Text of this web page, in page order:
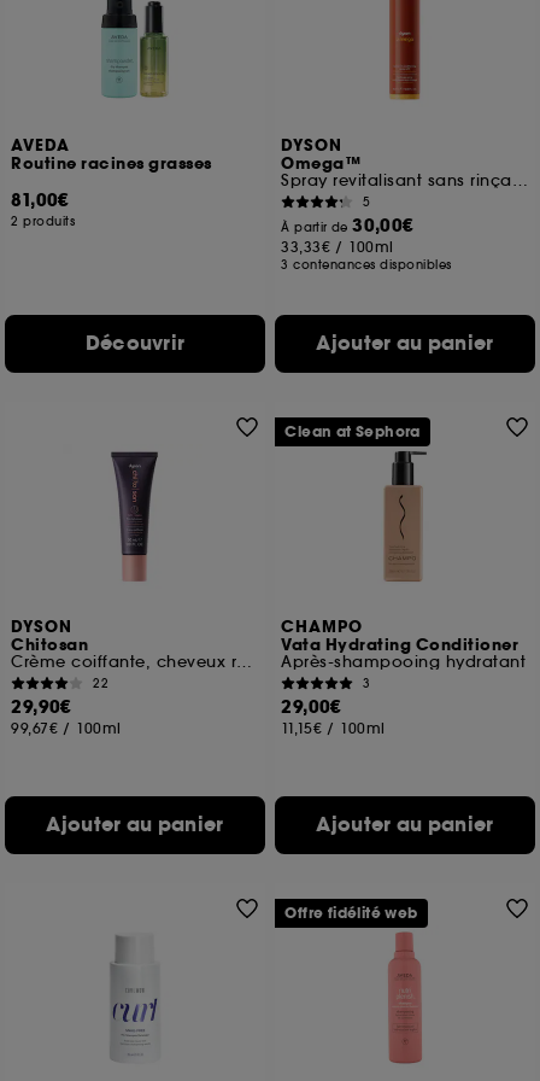
AVEDA
Routine racines grasses
81,00€
2 produits
Découvrir
DYSON
Omega™
Spray revitalisant sans rinçage
5
À partir de30,00€
33,33€ / 100ml
3 contenances disponibles
Ajouter au panier
DYSON
Chitosan
Crème coiffante, cheveux raides à ondulés, soin léger format mini
22
29,90€
99,67€ / 100ml
Ajouter au panier
CHAMPO
Vata Hydrating Conditioner
Après-shampooing hydratant
3
29,00€
11,15€ / 100ml
Ajouter au panier
Clean at Sephora
Offre fidélité web
finalités acceptées, avec les données personnelles
collectées ou générées lors de votre activité en ligne
ou en magasin. Pour refuser tous les cookies, cliques
sur "continuer sans accepter". Voous pouvez à tout
moment choisir de retirer votrte consentement. Si vous
utilisés,